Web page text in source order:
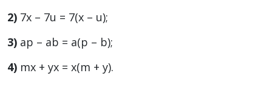
2) 7x – 7u = 7(x – u);
3) аp – аb = а(p – b);
4) mx + yx = х(m + y).